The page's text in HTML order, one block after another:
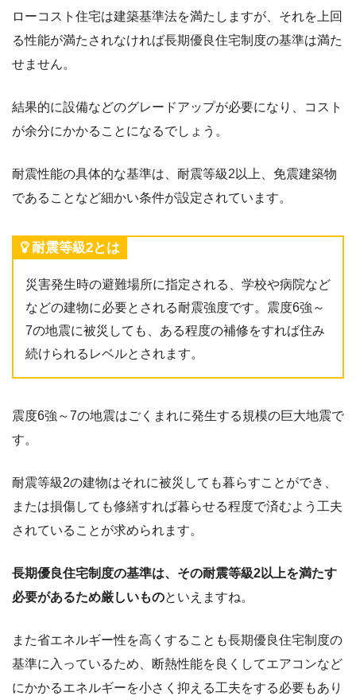
ローコスト住宅は建築基準法を満たしますが、それを上回
る性能が満たされなければ長期優良住宅制度の基準は満た
せません。
結果的に設備などのグレードアップが必要になり、コスト
が余分にかかることになるでしょう。
耐震性能の具体的な基準は、耐震等級2以上、免震建築物
であることなど細かい条件が設定されています。
耐震等級2とは
災害発生時の避難場所に指定される、学校や病院など
などの建物に必要とされる耐震強度です。震度6強～
7の地震に被災しても、ある程度の補修をすれば住み
続けられるレベルとされます。
震度6強～7の地震はごくまれに発生する規模の巨大地震で
す。
耐震等級2の建物はそれに被災しても暮らすことができ、
または損傷しても修繕すれば暮らせる程度で済むよう工夫
されていることが求められます。
長期優良住宅制度の基準は、その耐震等級2以上を満たす
必要があるため厳しいものといえますね。
また省エネルギー性を高くすることも長期優良住宅制度の
基準に入っているため、断熱性能を良くしてエアコンなど
にかかるエネルギーを小さく抑える工夫をする必要もあり